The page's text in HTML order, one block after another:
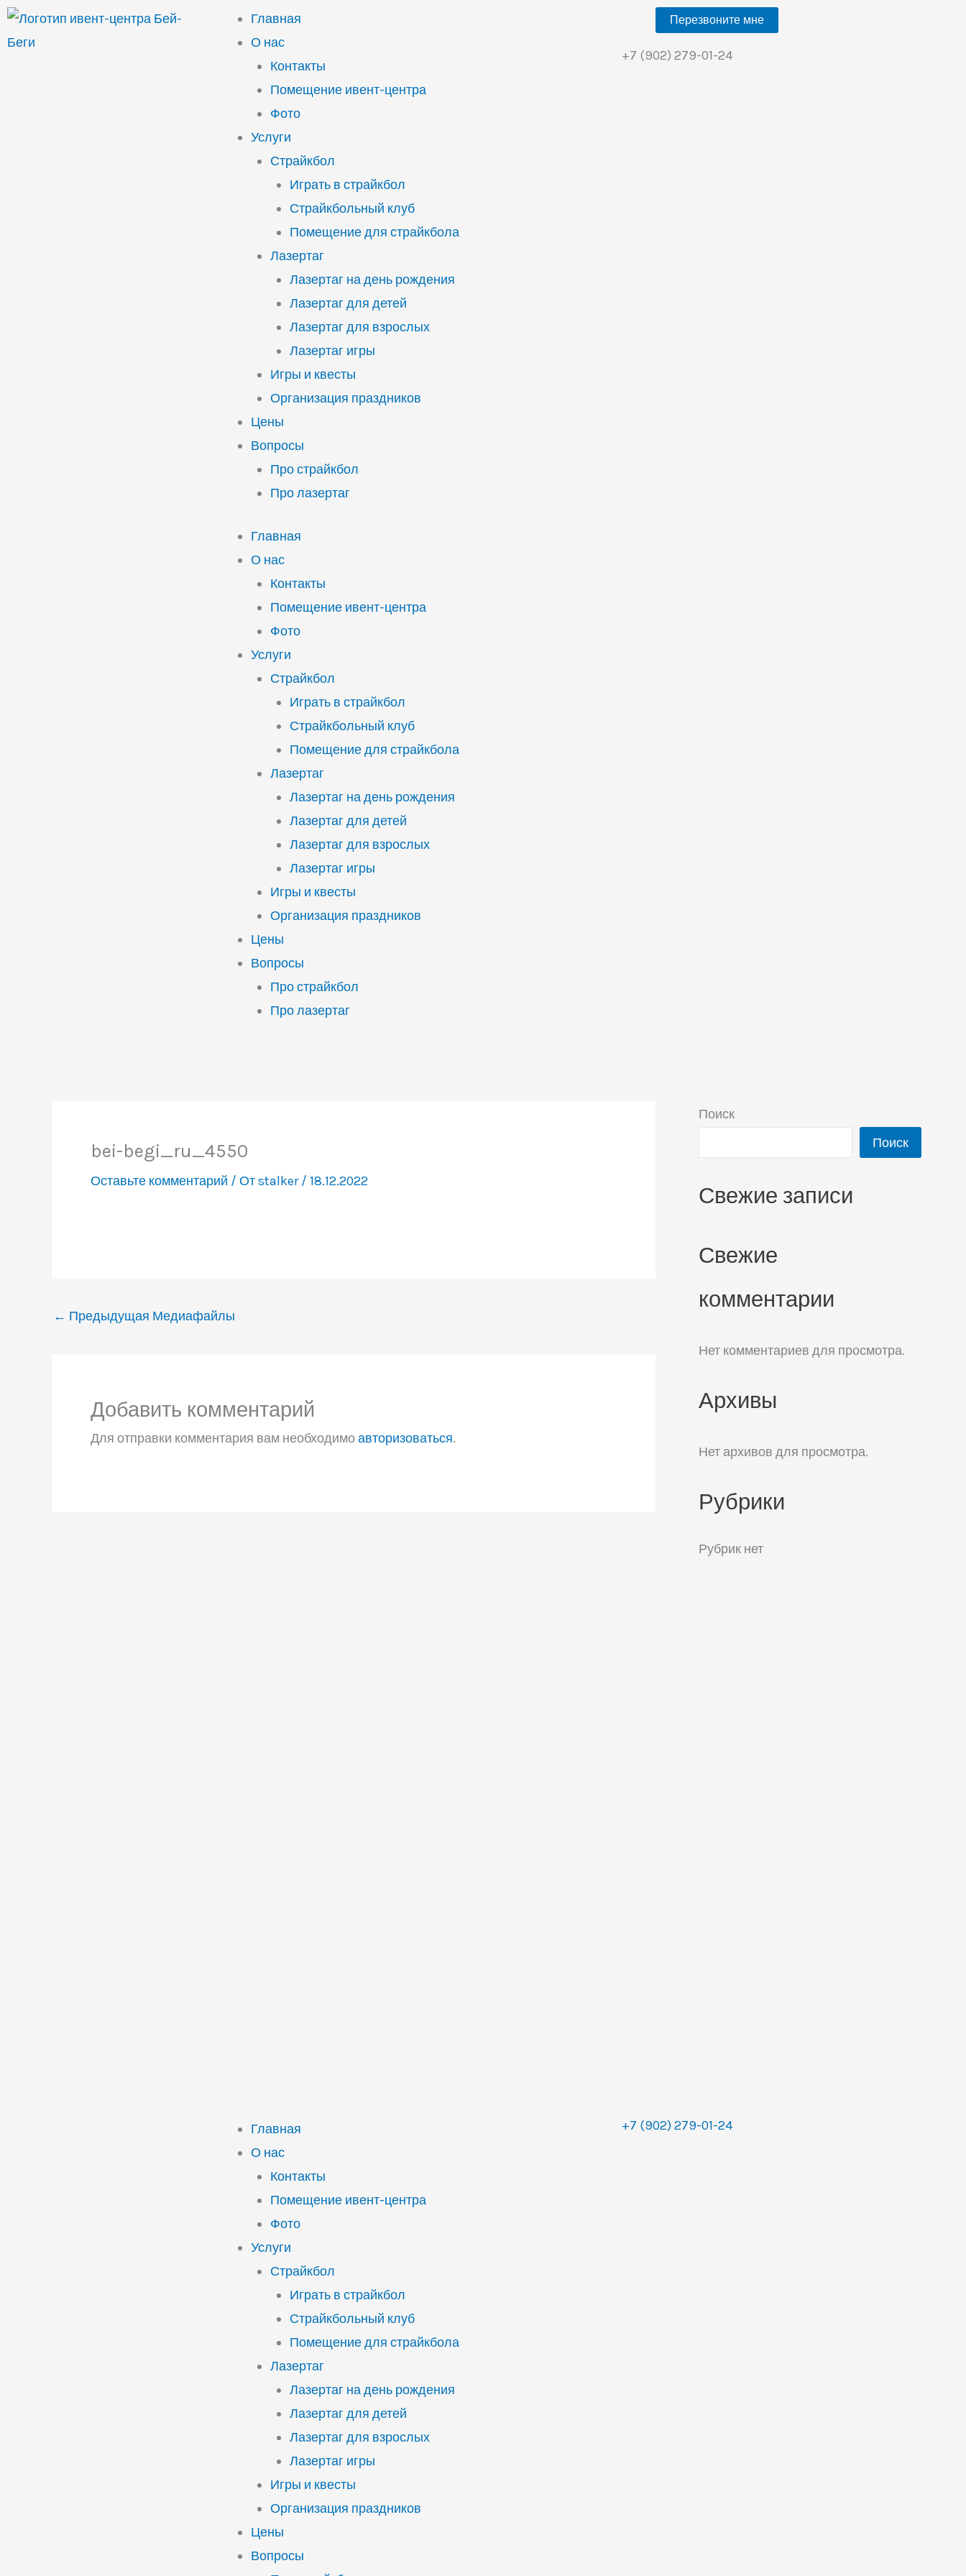
Перейти
Главная
О нас
Контакты
Помещение ивент-центра
Фото
Услуги
Страйкбол
Играть в страйкбол
Страйкбольный клуб
Помещение для страйкбола
Лазертаг
Лазертаг на день рождения
Лазертаг для детей
Лазертаг для взрослых
Лазертаг игры
Игры и квесты
Организация праздников
Цены
Вопросы
Про страйкбол
Про лазертаг
Главная
О нас
Контакты
Помещение ивент-центра
Фото
Услуги
Страйкбол
Играть в страйкбол
Страйкбольный клуб
Помещение для страйкбола
Лазертаг
Лазертаг на день рождения
Лазертаг для детей
Лазертаг для взрослых
Лазертаг игры
Игры и квесты
Организация праздников
Цены
Вопросы
Про страйкбол
Про лазертаг
Перезвоните мне
+7 (902) 279-01-24
bei-begi_ru_4550
Оставьте комментарий / Отstalker/ 18.12.2022
← Предыдущая Медиафайлы
Добавить комментарий
Для отправки комментария вам необходимоавторизоваться.
Поиск
Поиск
Свежие записи
Свежие
комментарии
Нет комментариев для просмотра.
Архивы
Нет архивов для просмотра.
Рубрики
Рубрик нет
Главная
О нас
Контакты
Помещение ивент-центра
Фото
Услуги
Страйкбол
Играть в страйкбол
Страйкбольный клуб
Помещение для страйкбола
Лазертаг
Лазертаг на день рождения
Лазертаг для детей
Лазертаг для взрослых
Лазертаг игры
Игры и квесты
Организация праздников
Цены
Вопросы
+7 (902) 279-01-24